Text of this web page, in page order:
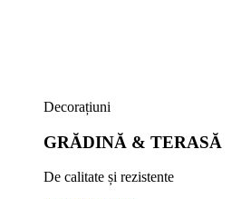
Decorațiuni
GRĂDINĂ & TERASĂ
De calitate și rezistente